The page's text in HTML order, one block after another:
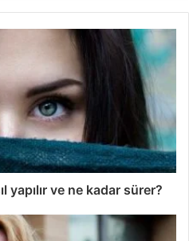
yapılır ve ne kadar sürer?